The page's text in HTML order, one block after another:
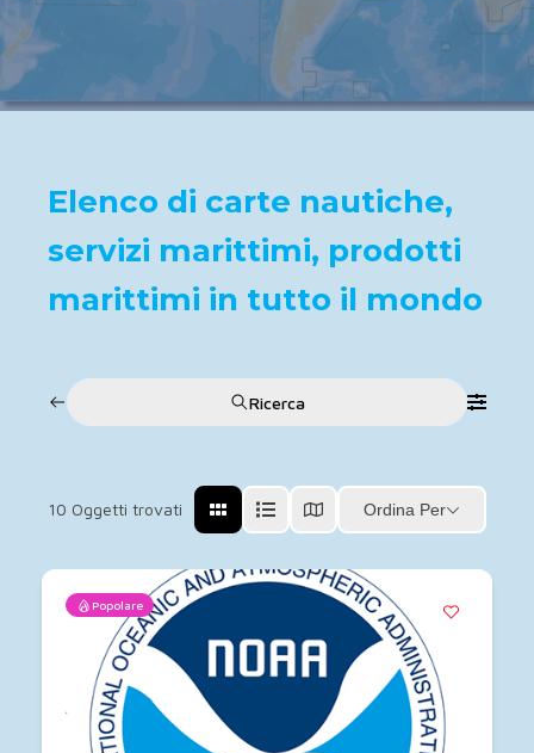
Elenco di carte nautiche,
servizi marittimi, prodotti
marittimi in tutto il mondo
Ricerca
10 Oggetti trovati Ordina Per
Popolare